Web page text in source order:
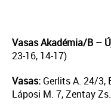
Vasas Akadémia/B –
23-16, 14-17)
Vasas: Gerlits A. 24/3,
Láposi M. 7, Zentay